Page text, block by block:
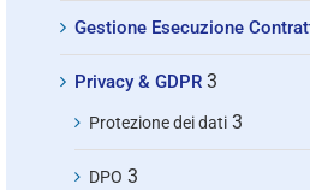
Gestione Esecuzione
Privacy & GDPR 3
Protezione dei dati 3
DPO 3